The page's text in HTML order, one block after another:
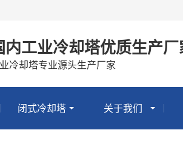
内工业冷却塔优质生产
冷却塔专业源头生产厂家
闭式冷却塔 关于我们